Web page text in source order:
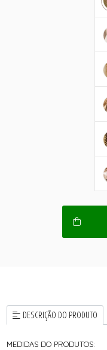
DESCRIÇÃO DO PRODUTO
MEDIDAS DO PRODUTOS: